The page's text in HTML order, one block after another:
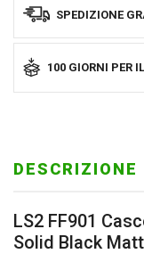
SPEDIZIONE
100 GIORNI PER
DESCRIZIONE
LS2 FF901
Solid Black